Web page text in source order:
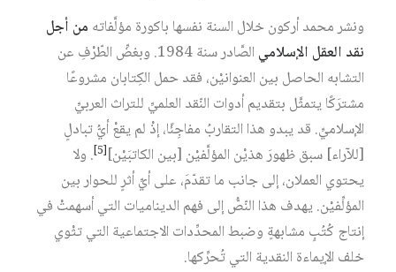
ونشر محمد أركون خلال السنة نفسها باكورة مؤلَّفاته من أجل
نقد العقل الإسلامي
الصَّادر سنة 1984. وبغضِّ الطّرْفِ عن
التشابه الحاصل بين العنوانيْن، فقد حمل الكِتابان مشروعًا
مشترَكًا يتمثَّل بتقديم أدوات النّقد العلميِّ للتراث العربيِّ
الإسلاميِّ. قد يبدو هذا التقاربُ مفاجِئًا، إذْ لم يقعْ أيُّ تبادلٍ
[للآراء] سبق ظهورَ هذيْن المؤلَّفيْن [بين الكاتبَيْن]‏[5] . ولا
يحتوي العملان، إلى جانب ما تقدّمَ، على أيِّ أثرٍ للحوار بين
المؤلِّفيْن. يهدف هذا النّصُّ إلى فهم الديناميات التي أسهمتْ في
إنتاج كُتُبٍ مشابهةٍ وضبط المحدِّدات الاجتماعية التي تثْوي
خلف الإيماءة النقدية التي تُحرِّكها.